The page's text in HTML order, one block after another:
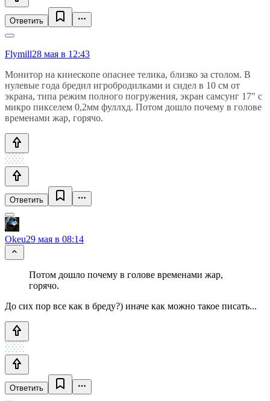
Ответить
Flymill28 мая в 12:43
Монитор на кинескопе опаснее телика, близко за столом. В
нулевые года бредил игробродилками и сидел в 10 см от
экрана, типа режим полного погружения, экран самсунг 17" с
микро пикселем 0,2мм фуллхд. Потом дошло почему в голове
временами жар, горячо.
Ответить
Okeu29 мая в 08:14
Потом дошло почему в голове временами жар,
горячо.
До сих пор все как в бреду?) иначе как можно такое писать...
Ответить